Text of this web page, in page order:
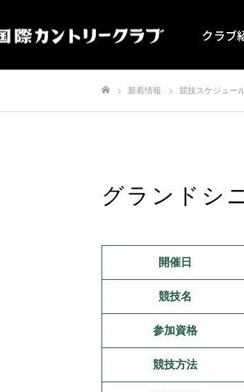
クラブ
新着情報 競技スケジュー
グランドシ
開催日
競技名
参加資格
競技方法